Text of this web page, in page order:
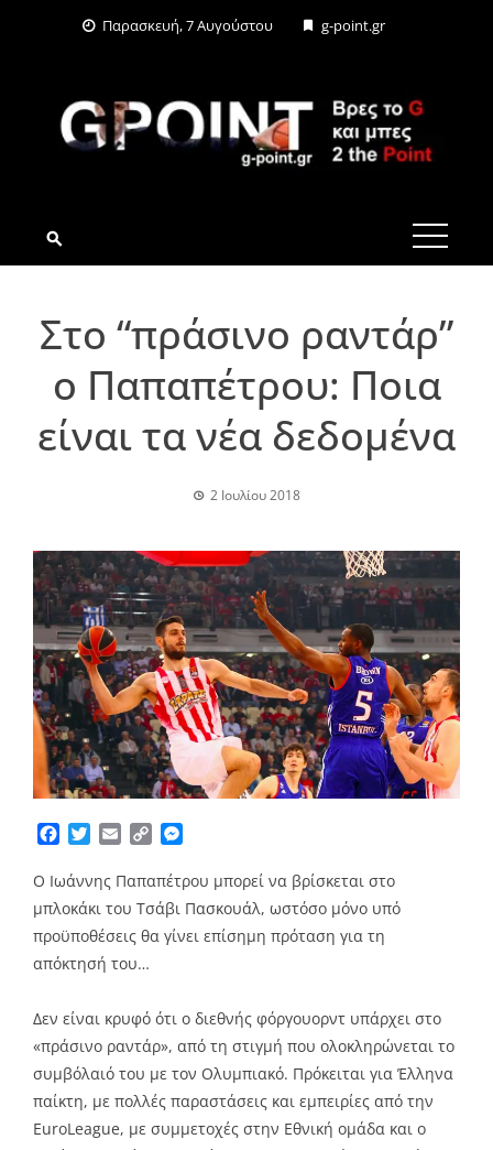
Παρασκευή, 7 Αυγούστου g-point.gr
G-POINT.GR
Στο “πράσινο ραντάρ”
ο Παπαπέτρου: Ποια
είναι τα νέα δεδομένα
2 Ιουλίου 2018
Facebook
TwitterEmailCopy
Ο Ιωάννης Παπαπέτρου μπορεί να βρίσκεται στο
μπλοκάκι του Τσάβι Πασκουάλ, ωστόσο μόνο υπό
προϋποθέσεις θα γίνει επίσημη πρόταση για τη
απόκτησή του…
Δεν είναι κρυφό ότι ο διεθνής φόργουορντ υπάρχει στο
«πράσινο ραντάρ», από τη στιγμή που ολοκληρώνεται το
συμβόλαιό του με τον Ολυμπιακό. Πρόκειται για Έλληνα
παίκτη, με πολλές παραστάσεις και εμπειρίες από την
EuroLeague, με συμμετοχές στην Εθνική ομάδα και ο